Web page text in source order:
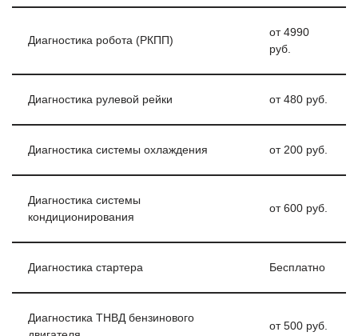
Диагностика робота (РКПП)
от 4990
руб.
Диагностика рулевой рейки от 480 руб.
Диагностика системы охлаждения от 200 руб.
Диагностика системы
кондиционирования
от 600 руб.
Диагностика стартера Бесплатно
Диагностика ТНВД бензинового
от 500 руб.